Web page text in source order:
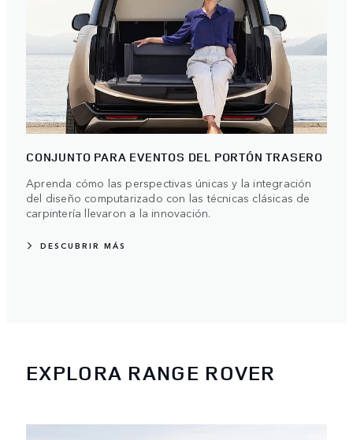
CONJUNTO PARA EVENTOS DEL PORTÓN TRASERO
Aprenda cómo las perspectivas únicas y la integración
del diseño computarizado con las técnicas clásicas de
carpintería llevaron a la innovación.
DESCUBRIR MÁS
EXPLORA RANGE ROVER